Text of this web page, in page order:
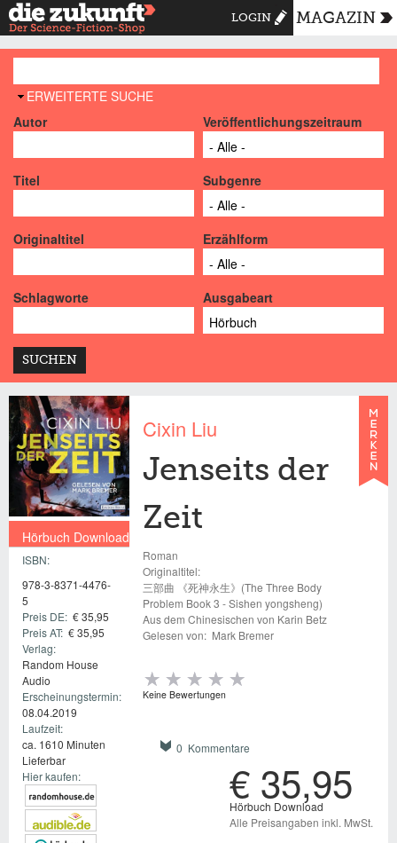
LOGIN MAGAZIN
AUSBLENDEN
ERWEITERTE SUCHE
Autor
Veröffentlichungszeitraum
Titel Subgenre
Originaltitel Erzählform
Schlagworte Ausgabeart
Hörbuch Download
ISBN:
978-3-8371-4476-
5
Preis DE: € 35,95
Preis AT: € 35,95
Verlag:
Random House
Audio
Erscheinungstermin:
08.04.2019
Laufzeit:
ca. 1610 Minuten
Lieferbar
Hier kaufen:
Cixin Liu
Jenseits der
Zeit
Roman
Originaltitel:
三部曲 《死神永生》(The Three Body
Problem Book 3 - Sishen yongsheng)
Aus dem Chinesischen von Karin Betz
Gelesen von: Mark Bremer
Keine Bewertungen
0 Kommentare
€ 35,95
Hörbuch Download
Alle Preisangaben inkl. MwSt.